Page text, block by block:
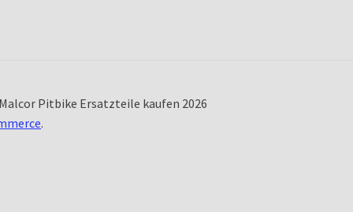
Pitbike Ersatzteile kaufen 2026
.